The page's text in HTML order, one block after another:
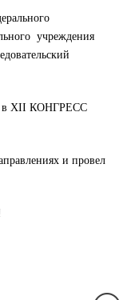
учреждения
в XII КОНГРЕСС
и провел